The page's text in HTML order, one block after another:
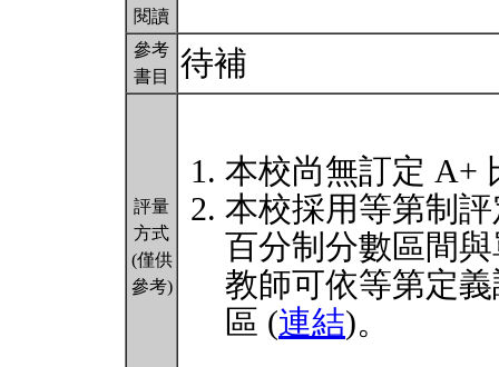
閱讀
參考
書目
待補
評量
方式
(僅供
參考)
本校尚無訂定 A+
本校採用等第制
百分制分數區間
教師可依等第定
區 (連結)。